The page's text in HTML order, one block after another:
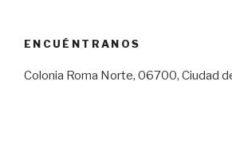
ENCUÉNTRANOS
Colonia Roma Norte, 06700, Ciudad